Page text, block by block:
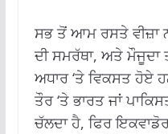
ਸਭ ਤੋਂ ਆਮ ਰਸਤੇ ਵੀਜ਼ਾ
ਦੀ ਸਮਰੱਥਾ, ਅਤੇ ਮੌਜੂਦਾ
ਅਧਾਰ ‘ਤੇ ਵਿਕਸਤ ਹੋਏ
ਤੌਰ ‘ਤੇ ਭਾਰਤ ਜਾਂ
ਚੱਲਦਾ ਹੈ, ਫਿਰ